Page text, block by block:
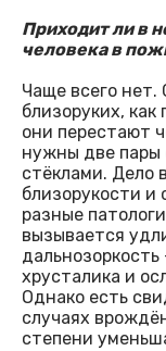
Приходит ли в
человека в
Чаще всего нет.
близоруких, как
они перестают
нужны две пары
стёклами. Дело
близорукости и
разные
вызывается
хрусталика и
Однако есть
случаях
степени